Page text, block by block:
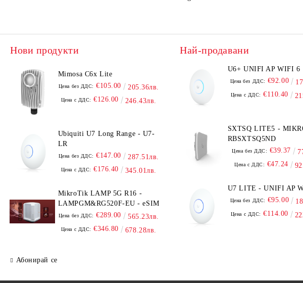
Нови продукти
Mimosa C6x Lite
Цена без ДДС: €105.00 205.36лв.
Цена с ДДС: €126.00 246.43лв.
Ubiquiti U7 Long Range - U7-
LR
Цена без ДДС: €147.00 287.51лв.
Цена с ДДС: €176.40 345.01лв.
MikroTik LAMP 5G R16 -
LAMPGM&RG520F-EU - eSIM
Цена без ДДС: €289.00 565.23лв.
Цена с ДДС: €346.80 678.28лв.
Абонирай се
Най-продавани
U6+ UNIFI AP WIFI 6
Цена без ДДС: €92.00
Цена с ДДС: €110.40
SXTSQ LITE5 -
RBSXTSQ5ND
Цена без ДДС: €39.37
Цена с ДДС: €47.24
U7 LITE - UNIFI
Цена без ДДС: €95.00
Цена с ДДС: €114.00